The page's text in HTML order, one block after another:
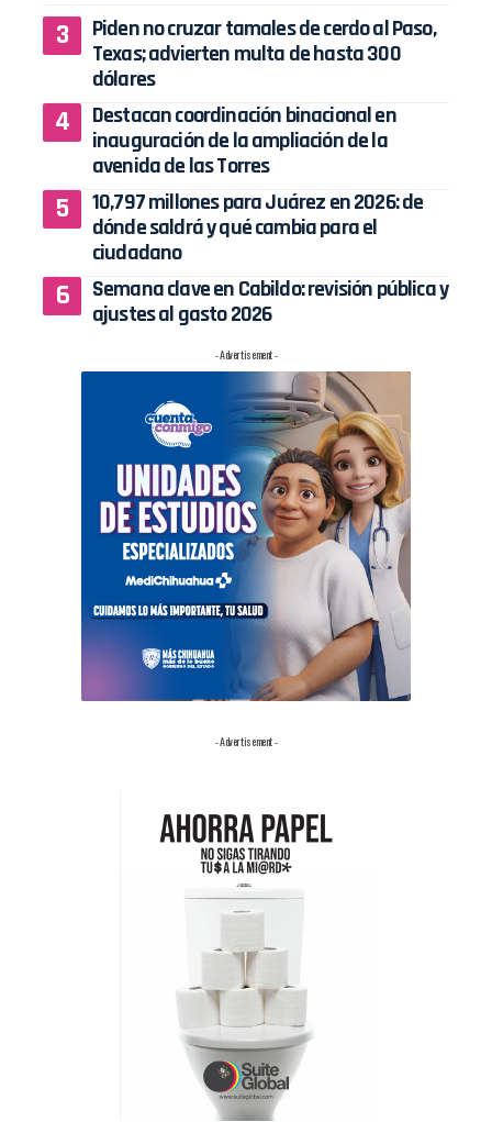
Piden no cruzar tamales de cerdo al Paso,
Texas; advierten multa de hasta 300
dólares
Destacan coordinación binacional en
inauguración de la ampliación de la
avenida de las Torres
10,797 millones para Juárez en 2026: de
dónde saldrá y qué cambia para el
ciudadano
Semana clave en Cabildo: revisión pública y
ajustes al gasto 2026
- Advertisement -
- Advertisement -